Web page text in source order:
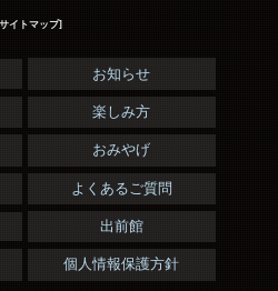
イトマップ]
お知らせ
楽しみ方
おみやげ
よくあるご質問
出前館
個人情報保護方針